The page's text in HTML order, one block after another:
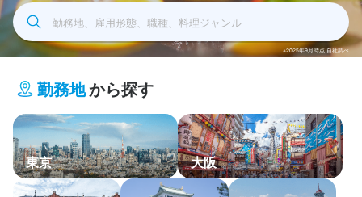
マイページ管理
閲覧履歴
気になる求人
検索履歴・保存した条件
応募履歴
勤務地、雇用形態、職種、料理ジャンル
※2025年9月時点 自社調べ
勤務地から探す
東京 大阪